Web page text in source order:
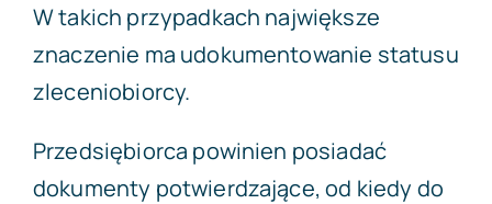
W takich przypadkach największe
znaczenie ma udokumentowanie statusu
zleceniobiorcy.
Przedsiębiorca powinien posiadać
dokumenty potwierdzające, od kiedy do